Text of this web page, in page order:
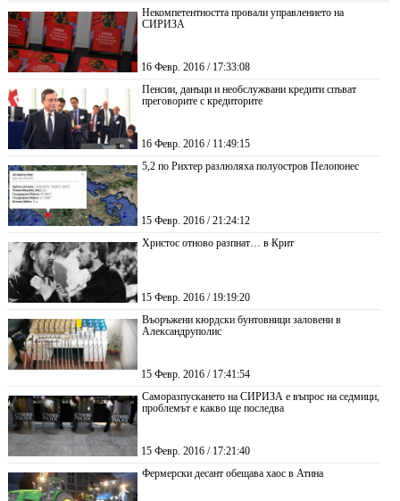
Некомпетентността провали управлението на
СИРИЗА
16 Февр. 2016 / 17:33:08
Пенсии, данъци и необслужвани кредити спъват
преговорите с кредиторите
16 Февр. 2016 / 11:49:15
5,2 по Рихтер разлюляха полуостров Пелопонес
15 Февр. 2016 / 21:24:12
Христос отново разпнат… в Крит
15 Февр. 2016 / 19:19:20
Въоръжени кюрдски бунтовници заловени в
Александруполис
15 Февр. 2016 / 17:41:54
Саморазпускането на СИРИЗА е въпрос на седмици,
проблемът е какво ще последва
15 Февр. 2016 / 17:21:40
Фермерски десант обещава хаос в Атина